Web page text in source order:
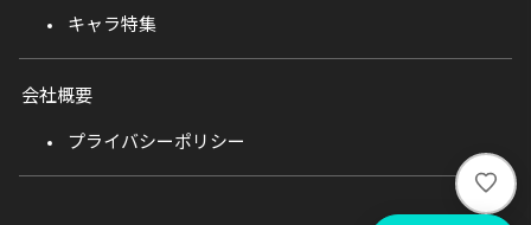
い
い
キャラ特集
会社概要
プライバシーポリシー